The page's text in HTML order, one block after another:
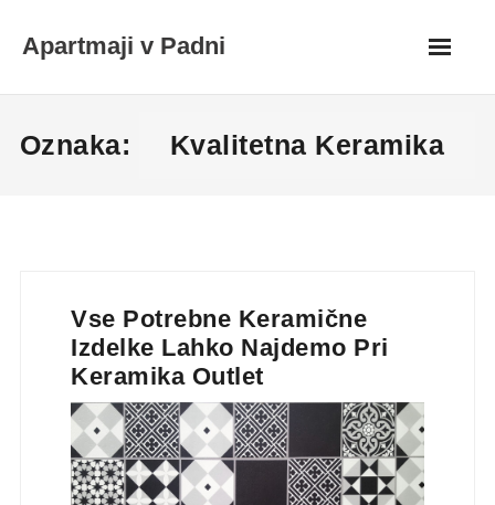
Apartmaji v Padni
Oznaka: Kvalitetna Keramika
Vse Potrebne Keramične
Izdelke Lahko Najdemo Pri
Keramika Outlet